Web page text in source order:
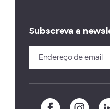
Subscreva a